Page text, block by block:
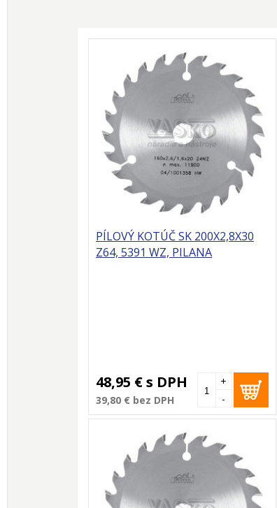
PÍLOVÝ KOTÚČ SK 200X2,8X30
Z64, 5391 WZ, PILANA
48,95 €s DPH
39,80 € bez DPH -
+